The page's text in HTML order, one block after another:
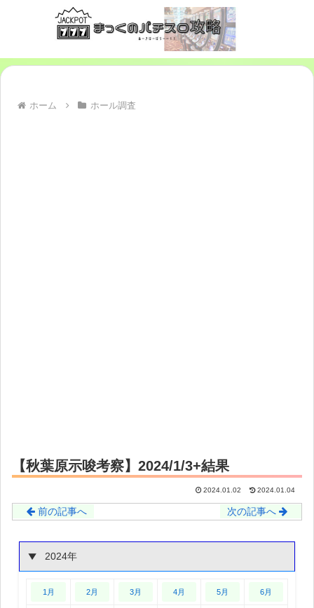
ホーム ホール調査
【秋葉原示唆考察】2024/1/3+結果
2024.01.02 2024.01.04
前の記事へ 次の記事へ
2024年
1月 2月 3月 4月 5月 6月